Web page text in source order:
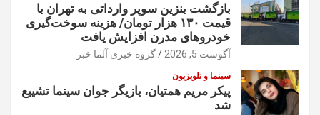
بازگشت بنزین سوپر وارداتی به تهران با
قیمت ۱۳۰ هزار تومان/ هزینه سوخت‌گیری
خودرو‌های مدرن افزایش یافت
آگوست 5, 2026 گروه خبری آلما خبر
سینما و تلویزیون
پیکر مریم همتیان، بازیگر جوان سینما تشییع
شد